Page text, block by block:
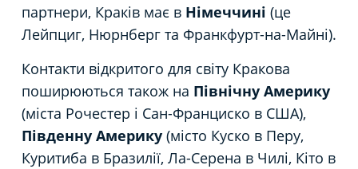
партнери, Краків має в Німеччині (це
Лейпциг, Нюрнберг та Франкфурт-на-Майні).
Контакти відкритого для світу Кракова
поширюються також на Північну Америку
(міста Рочестер і Сан-Франциско в США),
Південну Америку (місто Куско в Перу,
Куритиба в Бразилії, Ла-Серена в Чилі, Кіто в